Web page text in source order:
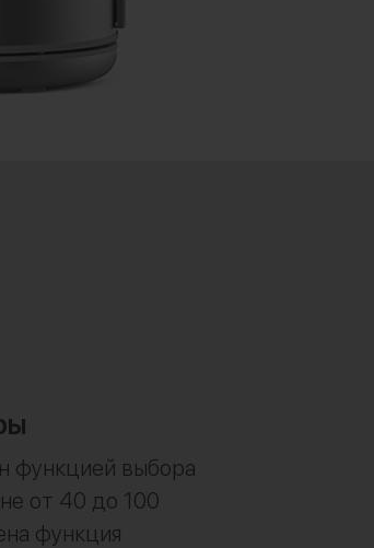
функцией выбора
от 40 до 100
функция